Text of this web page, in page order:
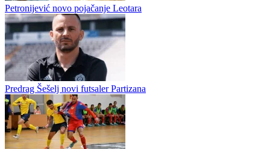
Proleter postigao 15 golova u dvije prijateljske utakmice